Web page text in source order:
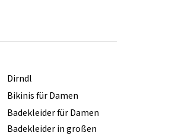
Dirndl
Bikinis für Damen
Badekleider für Damen
Badekleider in großen